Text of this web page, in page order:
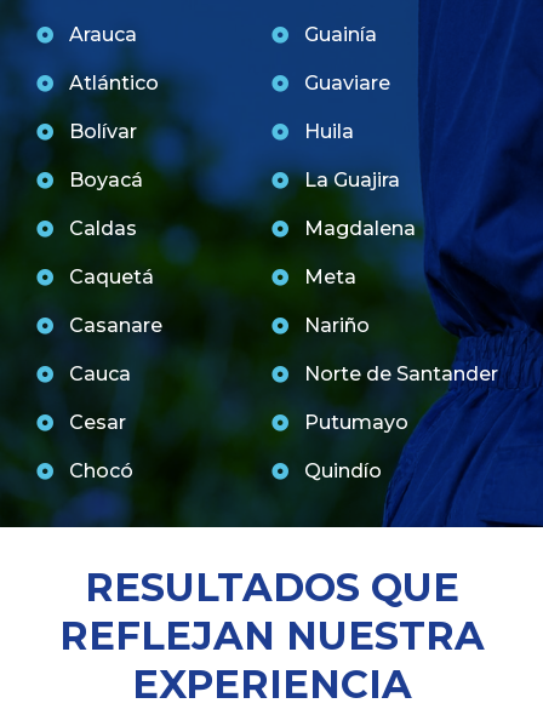
Arauca
Atlántico
Bolívar
Boyacá
Caldas
Caquetá
Casanare
Cauca
Cesar
Chocó
Guainía
Guaviare
Huila
La Guajira
Magdalena
Meta
Nariño
Norte de Santander
Putumayo
Quindío
RESULTADOS QUE
REFLEJAN NUESTRA
EXPERIENCIA